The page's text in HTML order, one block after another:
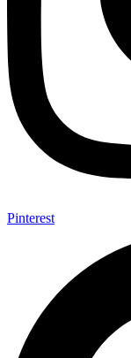
Pinterest